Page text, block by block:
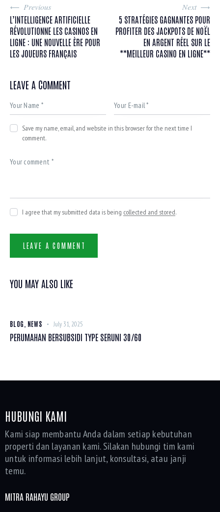
Previous
L’INTELLIGENCE ARTIFICIELLE
RÉVOLUTIONNE LES CASINOS EN
LIGNE : UNE NOUVELLE ÈRE POUR
LES JOUEURS FRANÇAIS
Next
5 STRATÉGIES GAGNANTES POUR
PROFITER DES JACKPOTS DE NOËL
EN ARGENT RÉEL SUR LE
**MEILLEUR CASINO EN LIGNE**
LEAVE A COMMENT
Save my name, email, and website in this browser for the next time I
comment.
I agree that my submitted data is being collected and stored.
YOU MAY ALSO LIKE
BLOG NEWS July 31, 2025
PERUMAHAN BERSUBSIDI TYPE SERUNI 30/60
HUBUNGI KAMI
Kami siap membantu Anda dalam setiap kebutuhan
properti dan layanan kami. Silakan hubungi tim kami
untuk informasi lebih lanjut, konsultasi, atau janji
temu.
MITRA RAHAYU GROUP